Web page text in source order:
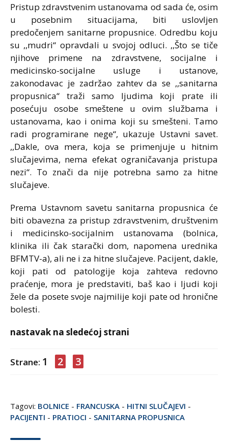
Pristup zdravstvenim ustanovama od sada će, osim
u posebnim situacijama, biti uslovljen
predočenjem sanitarne propusnice. Odredbu koju
su ,,mudri“ opravdali u svojoj odluci. ,,Što se tiče
njihove primene na zdravstvene, socijalne i
medicinsko-socijalne usluge i ustanove,
zakonodavac je zadržao zahtev da se ,,sanitarna
propusnica“ traži samo ljudima koji prate ili
posećuju osobe smeštene u ovim službama i
ustanovama, kao i onima koji su smešteni. Tamo
radi programirane nege“, ukazuje Ustavni savet.
,,Dakle, ova mera, koja se primenjuje u hitnim
slučajevima, nema efekat ograničavanja pristupa
nezi“. To znači da nije potrebna samo za hitne
slučajeve.
Prema Ustavnom savetu sanitarna propusnica će
biti obavezna za pristup zdravstvenim, društvenim
i medicinsko-socijalnim ustanovama (bolnica,
klinika ili čak starački dom, napomena urednika
BFMTV-a), ali ne i za hitne slučajeve. Pacijent, dakle,
koji pati od patologije koja zahteva redovno
praćenje, mora je predstaviti, baš kao i ljudi koji
žele da posete svoje najmilije koji pate od hronične
bolesti.
nastavak na sledećoj strani
Strane: 1 2 3
Tagovi: BOLNICE - FRANCUSKA - HITNI SLUČAJEVI -
PACIJENTI - PRATIOCI - SANITARNA PROPUSNICA